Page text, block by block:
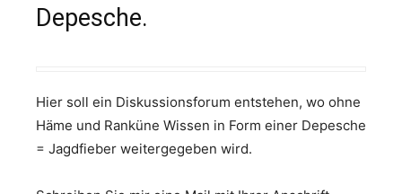
Depesche.
Hier soll ein Diskussionsforum entstehen, wo ohne
Häme und Ranküne Wissen in Form einer Depesche
= Jagdfieber weitergegeben wird.